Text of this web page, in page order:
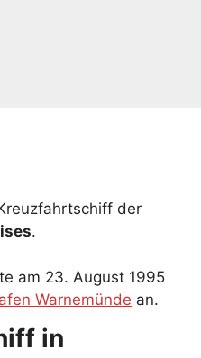
der
.
am 23. August 1995
Warnemünde an.
in